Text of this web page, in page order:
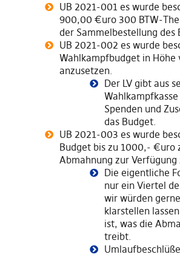
UB 2021-001 es wurde
900,00 €uro 300 BTW-
der Sammelbestellung des
UB 2021-002 es wurde
Wahlkampfbudget in
anzusetzen.
Der LV gibt aus
Spenden und
das Budget.
UB 2021-003 es wurde
Budget bis zu 1000,- €uro
Abmahnung zur Verfügung
Die eigentliche
nur ein Viertel
wir würden
klarstellen
ist, was die
treibt.